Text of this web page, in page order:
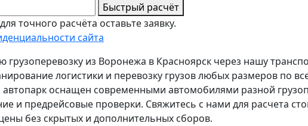
Быстрый расчёт
точного расчёта оставьте заявку.
сайта
из Воронежа в Красноярск через нашу
логистики и перевозку грузов любых размеров по
оснащен современными автомобилями разной
и предрейсовые проверки. Свяжитесь с нами для расчета
без скрытых и дополнительных сборов.